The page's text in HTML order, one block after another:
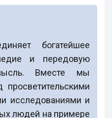
богатейшее
и передовую
Вместе мы
просветительскими
исследованиями и
людей на примере